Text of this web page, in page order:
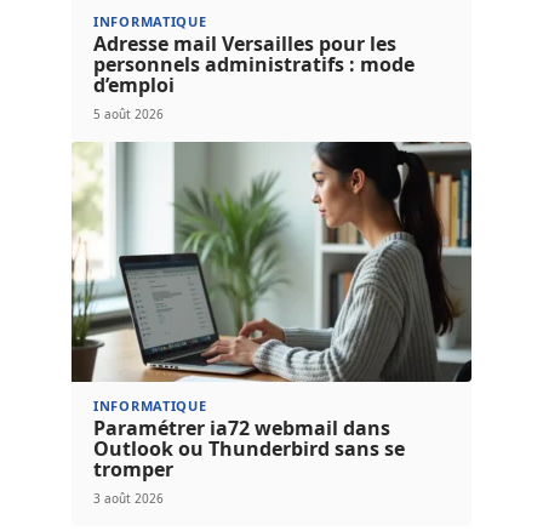
INFORMATIQUE
Adresse mail Versailles pour les
personnels administratifs : mode
d’emploi
5 août 2026
INFORMATIQUE
Paramétrer ia72 webmail dans
Outlook ou Thunderbird sans se
tromper
3 août 2026